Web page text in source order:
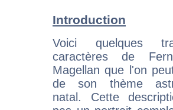
Introduction
Voici quelques
caractères de
Magellan que l'on
de son thème
natal. Cette